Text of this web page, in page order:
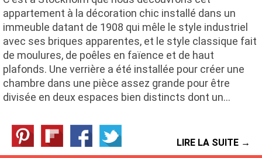
appartement à la décoration chic installé dans un
immeuble datant de 1908 qui mêle le style industriel
avec ses briques apparentes, et le style classique fait
de moulures, de poêles en faïence et de haut
plafonds. Une verrière a été installée pour créer une
chambre dans une pièce assez grande pour être
divisée en deux espaces bien distincts dont un…
LIRE LA SUITE →